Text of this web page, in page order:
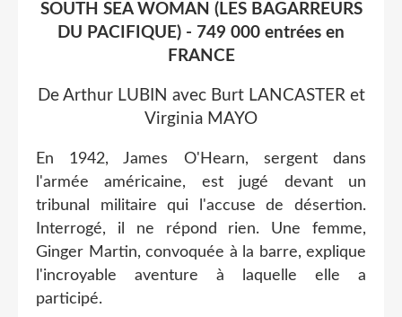
SOUTH SEA WOMAN (LES BAGARREURS
DU PACIFIQUE) - 749 000 entrées en
FRANCE
De Arthur LUBIN avec Burt LANCASTER et
Virginia MAYO
En 1942, James O'Hearn, sergent dans
l'armée américaine, est jugé devant un
tribunal militaire qui l'accuse de désertion.
Interrogé, il ne répond rien. Une femme,
Ginger Martin, convoquée à la barre, explique
l'incroyable aventure à laquelle elle a
participé.